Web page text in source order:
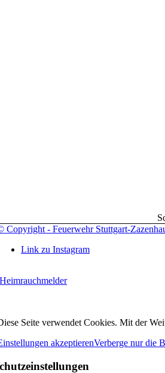
Copyright - Feuerwehr Stuttgart-
Link zu Instagram
Seite verwendet Cookies. Mit der
akzeptierenVerberge nur die